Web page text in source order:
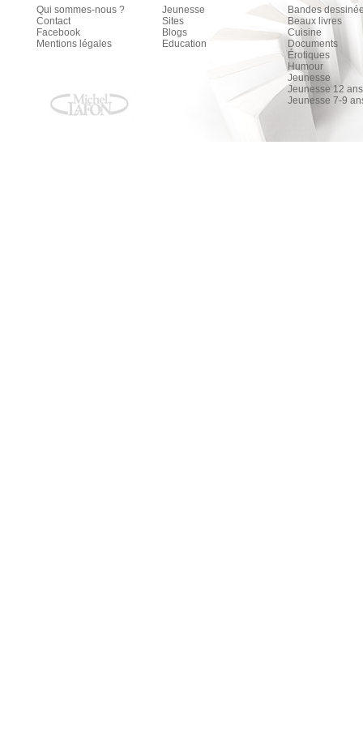
Qui sommes-nous ?
Contact
Facebook
Mentions légales
Jeunesse
Sites
Blogs
Education
Bandes
Beaux livres
Cuisine
Documents
Érotiques
Humour
Jeunesse
Jeunesse 12
Jeunesse 7-9